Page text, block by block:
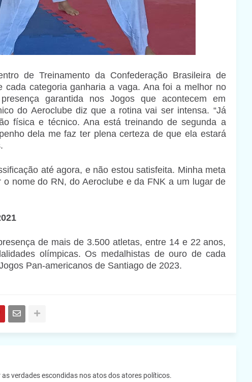
de Treinamento da Confederação Brasileira de
cada categoria ganharia a vaga. Ana foi a melhor no
garantida nos Jogos que acontecem em
do Aeroclube diz que a rotina vai ser intensa. “Já
física e técnico. Ana está treinando de segunda a
dela me faz ter plena certeza de que ela estará
até agora, e não estou satisfeita. Minha meta
nome do RN, do Aeroclube e da FNK a um lugar de
de mais de 3.500 atletas, entre 14 e 22 anos,
olímpicas. Os medalhistas de ouro de cada
Pan-americanos de Santiago de 2023.
verdades escondidas nos atos dos atores políticos.